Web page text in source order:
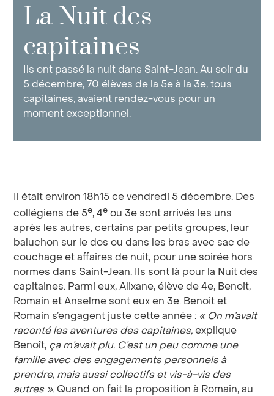
La Nuit des
capitaines
Ils ont passé la nuit dans Saint-Jean. Au soir du
5 décembre, 70 élèves de la 5e à la 3e, tous
capitaines, avaient rendez-vous pour un
moment exceptionnel.
Il était environ 18h15 ce vendredi 5 décembre. Des
collégiens de 5e, 4e ou 3e sont arrivés les uns
après les autres, certains par petits groupes, leur
baluchon sur le dos ou dans les bras avec sac de
couchage et affaires de nuit, pour une soirée hors
normes dans Saint-Jean. Ils sont là pour la Nuit des
capitaines. Parmi eux, Alixane, élève de 4e, Benoit,
Romain et Anselme sont eux en 3e. Benoit et
Romain s’engagent juste cette année : «On m’avait
raconté les aventures des capitaines, explique
Benoît, ça m’avait plu. C’est un peu comme une
famille avec des engagements personnels à
prendre, mais aussi collectifs et vis-à-vis des
autres ». Quand on fait la proposition à Romain, au